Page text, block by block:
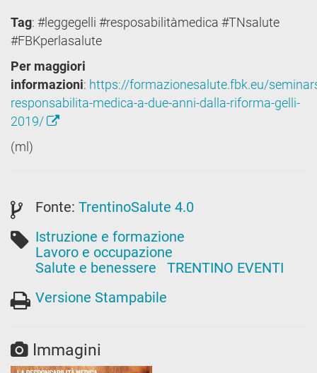
Tag: #leggegelli #resposabilitàmedica #TNsalute
#FBKperlasalute
Per maggiori
informazioni: https://formazionesalute.fbk.eu/
responsabilita-medica-a-due-anni-dalla-riforma-gelli-
2019/
(ml)
Fonte: TrentinoSalute 4.0
Istruzione e formazione
Lavoro e occupazione
Salute e benessere
TRENTINO EVENTI
Versione Stampabile
Immagini